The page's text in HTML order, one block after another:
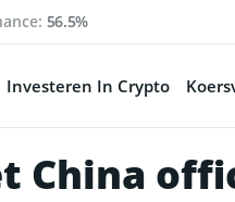
56.5%
Investeren In Crypto
China